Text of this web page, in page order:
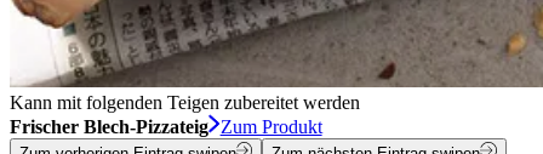
Kann mit folgenden Teigen zubereitet werden
Frischer Blech-Pizzateig
Zum Produkt